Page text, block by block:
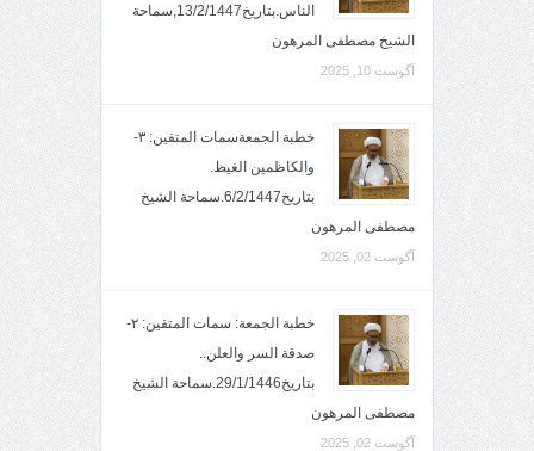
الناس.بتاريخ13/2/1447,سماحة
الشيخ مصطفى المرهون
آگوست 10, 2025
خطبة الجمعةسمات المتقين: ٣-
والكاظمين الغيظ.
بتاريخ6/2/1447.سماحة الشيخ
مصطفى المرهون
آگوست 02, 2025
خطبة الجمعة: سمات المتقين: ٢-
صدقة السر والعلن..
بتاريخ29/1/1446.سماحة الشيخ
مصطفى المرهون
آگوست 02, 2025